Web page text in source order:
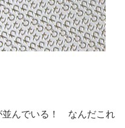
並んでいる！ なんだこれ